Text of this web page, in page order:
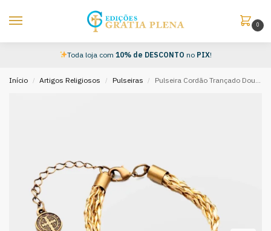
0
Toda loja com10% de DESCONTO no PIX!
Início / Artigos Religiosos / Pulseiras / Pulseira Cordão Trançado Dourada Sagrado Coração de Jesus